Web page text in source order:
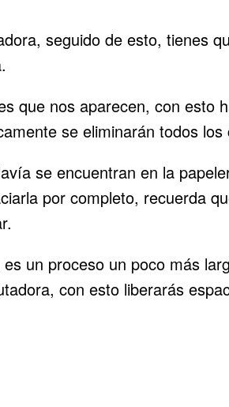
seguido de esto, tienes
que nos aparecen, con esto
se eliminarán todos
se encuentran en la
por completo, recuerda
un proceso un poco más
con esto liberarás